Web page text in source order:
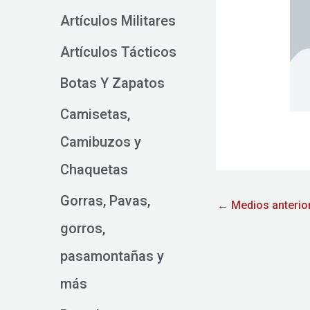
Artículos Militares
Artículos Tácticos
Botas Y Zapatos
Camisetas,
Camibuzos y
Chaquetas
Gorras, Pavas,
gorros,
pasamontañas y
más
← Medios